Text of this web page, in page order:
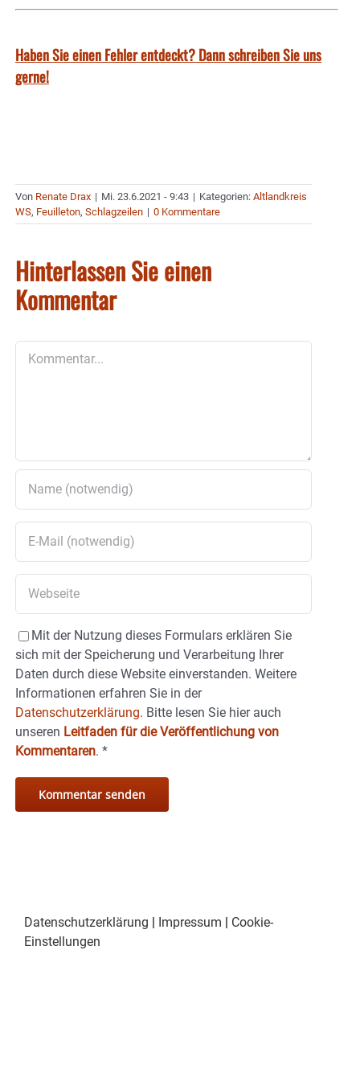
Haben Sie einen Fehler entdeckt? Dann schreiben Sie uns
gerne!
Von Renate Drax | Mi. 23.6.2021 - 9:43 | Kategorien: Altlandkreis
WS, Feuilleton, Schlagzeilen | 0 Kommentare
Hinterlassen Sie einen
Kommentar
Mit der Nutzung dieses Formulars erklären Sie
sich mit der Speicherung und Verarbeitung Ihrer
Daten durch diese Website einverstanden. Weitere
Informationen erfahren Sie in der
Datenschutzerklärung. Bitte lesen Sie hier auch
unseren Leitfaden für die Veröffentlichung von
Kommentaren. *
Datenschutzerklärung | Impressum | Cookie-
Einstellungen